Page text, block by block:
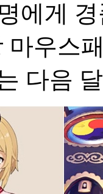
에게
마우스
다음